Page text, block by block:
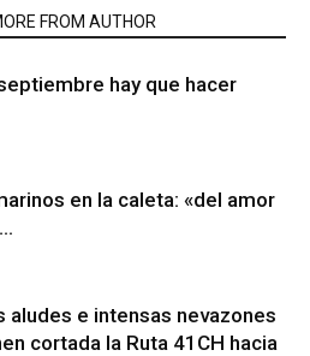
FROM AUTHOR
hay que hacer
en la caleta: «del amor
aludes e intensas nevazones
cortada la Ruta 41CH hacia